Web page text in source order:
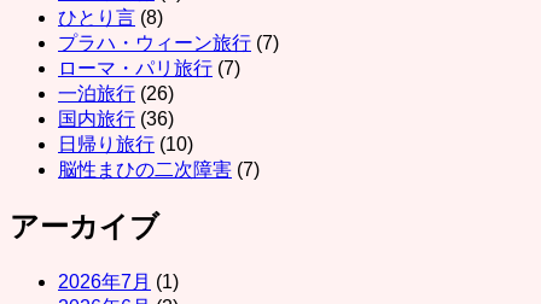
ひとり言 (8)
プラハ・ウィーン旅行 (7)
ローマ・パリ旅行 (7)
一泊旅行 (26)
国内旅行 (36)
日帰り旅行 (10)
脳性まひの二次障害 (7)
アーカイブ
2026年7月 (1)